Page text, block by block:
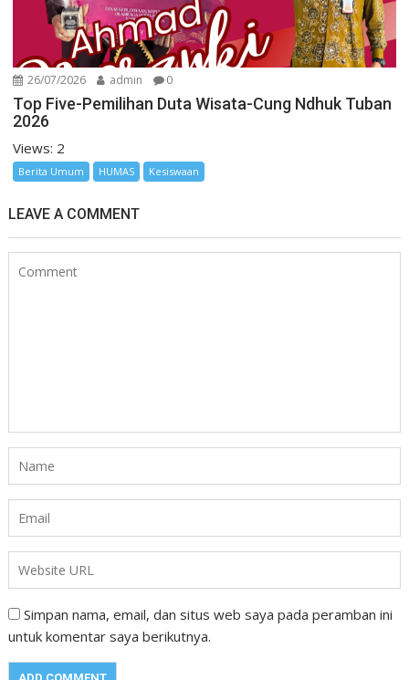
26/07/2026 admin 0
Top Five-Pemilihan Duta Wisata-Cung Ndhuk Tuban
2026
Views: 2
Berita Umum HUMAS Kesiswaan
LEAVE A COMMENT
Simpan nama, email, dan situs web saya pada peramban ini
untuk komentar saya berikutnya.